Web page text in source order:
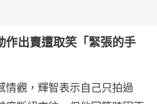
作出賣遭取笑「緊張的手
情觀，輝智表示自己只拍過